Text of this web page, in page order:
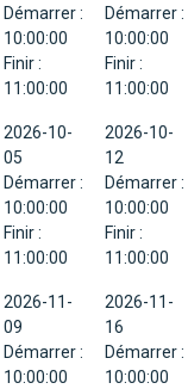
Démarrer :
10:00:00
Finir :
11:00:00
Démarrer :
10:00:00
Finir :
11:00:00
2026-10-
05
Démarrer :
10:00:00
Finir :
11:00:00
2026-10-
12
Démarrer :
10:00:00
Finir :
11:00:00
2026-11-
09
Démarrer :
10:00:00
2026-11-
16
Démarrer :
10:00:00